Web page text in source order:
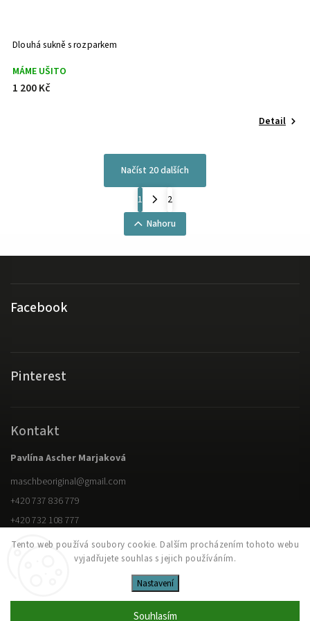
Tento web používá soubory cookie. Dalším procházením tohoto webu
vyjadřujete souhlas s jejich používáním.
Nastavení
Souhlasím
Dlouhá sukně s rozparkem
MÁME UŠITO
1 200 Kč
Detail
Načíst 20 dalších
1
2
Nahoru
Facebook
Pinterest
Kontakt
Pavlína Ascher Marjaková
maschbeoriginal@gmail.com
+420 737 836 779
+420 732 108 777
Copyright 2026M.ASCH Be original. Všechna práva vyhrazena.
Upravit nastavení cookies